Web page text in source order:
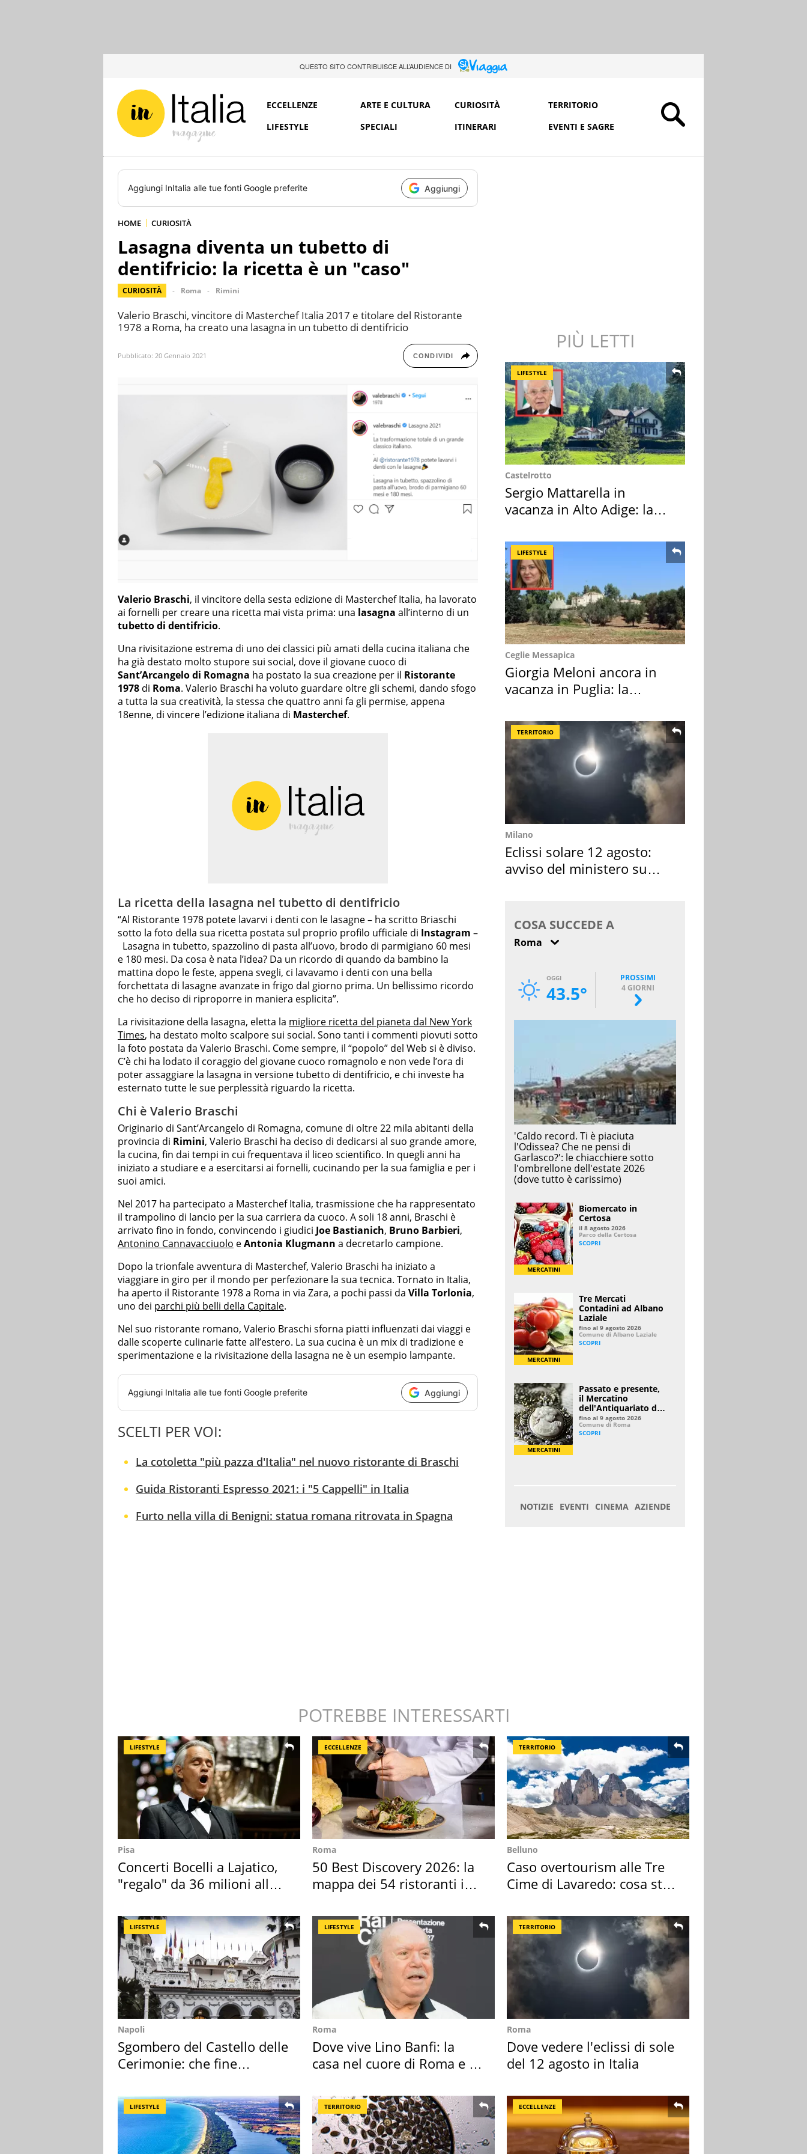
QUESTO SITO CONTRIBUISCE ALL’AUDIENCE DI
ECCELLENZE ARTE E CULTURA CURIOSITÀ
TERRITORIO
LIFESTYLE
SPECIALI ITINERARI EVENTI E SAGRE
Aggiungi InItalia alle tue fonti Google preferite Aggiungi
HOME CURIOSITÀ
Lasagna diventa un tubetto di
dentifricio: la ricetta è un "caso"
CURIOSITÀ Roma Rimini
Valerio Braschi, vincitore di Masterchef Italia 2017 e titolare del Ristorante
1978 a Roma, ha creato una lasagna in un tubetto di dentifricio
Pubblicato: 20 Gennaio 2021 CONDIVIDI
Valerio Braschi, il vincitore della sesta edizione di Masterchef Italia, ha lavorato
ai fornelli per creare una ricetta mai vista prima: una lasagna all’interno di un
tubetto di dentifricio.
Una rivisitazione estrema di uno dei classici più amati della cucina italiana che
ha già destato molto stupore sui social, dove il giovane cuoco di
Sant’Arcangelo di Romagna ha postato la sua creazione per il Ristorante
1978 di Roma. Valerio Braschi ha voluto guardare oltre gli schemi, dando sfogo
a tutta la sua creatività, la stessa che quattro anni fa gli permise, appena
18enne, di vincere l’edizione italiana di Masterchef.
La ricetta della lasagna nel tubetto di dentifricio
“Al Ristorante 1978 potete lavarvi i denti con le lasagne – ha scritto Briaschi
sotto la foto della sua ricetta postata sul proprio profilo ufficiale di Instagram –
Lasagna in tubetto, spazzolino di pasta all’uovo, brodo di parmigiano 60 mesi
e 180 mesi. Da cosa è nata l’idea? Da un ricordo di quando da bambino la
mattina dopo le feste, appena svegli, ci lavavamo i denti con una bella
forchettata di lasagne avanzate in frigo dal giorno prima. Un bellissimo ricordo
che ho deciso di riproporre in maniera esplicita”.
La rivisitazione della lasagna, eletta la migliore ricetta del pianeta dal New York
Times, ha destato molto scalpore sui social. Sono tanti i commenti piovuti sotto
la foto postata da Valerio Braschi. Come sempre, il “popolo” del Web si è diviso.
C’è chi ha lodato il coraggio del giovane cuoco romagnolo e non vede l’ora di
poter assaggiare la lasagna in versione tubetto di dentifricio, e chi investe ha
esternato tutte le sue perplessità riguardo la ricetta.
Chi è Valerio Braschi
Originario di Sant’Arcangelo di Romagna, comune di oltre 22 mila abitanti della
provincia di Rimini, Valerio Braschi ha deciso di dedicarsi al suo grande amore,
la cucina, fin dai tempi in cui frequentava il liceo scientifico. In quegli anni ha
iniziato a studiare e a esercitarsi ai fornelli, cucinando per la sua famiglia e per i
suoi amici.
Nel 2017 ha partecipato a Masterchef Italia, trasmissione che ha rappresentato
il trampolino di lancio per la sua carriera da cuoco. A soli 18 anni, Braschi è
arrivato fino in fondo, convincendo i giudici Joe Bastianich, Bruno Barbieri,
Antonino Cannavacciuolo eAntonia Klugmann a decretarlo campione.
Dopo la trionfale avventura di Masterchef, Valerio Braschi ha iniziato a
viaggiare in giro per il mondo per perfezionare la sua tecnica. Tornato in Italia,
ha aperto il Ristorante 1978 a Roma in via Zara, a pochi passi da Villa Torlonia,
uno dei parchi più belli della Capitale.
Nel suo ristorante romano, Valerio Braschi sforna piatti influenzati dai viaggi e
dalle scoperte culinarie fatte all’estero. La sua cucina è un mix di tradizione e
sperimentazione e la rivisitazione della lasagna ne è un esempio lampante.
Aggiungi InItalia alle tue fonti Google preferite Aggiungi
SCELTI PER VOI:
La cotoletta "più pazza d'Italia" nel nuovo ristorante di Braschi
Guida Ristoranti Espresso 2021: i "5 Cappelli" in Italia
Furto nella villa di Benigni: statua romana ritrovata in Spagna
PIÙ LETTI
LIFESTYLE
Castelrotto
Sergio Mattarella in
vacanza in Alto Adige: la
LIFESTYLE
Ceglie Messapica
Giorgia Meloni ancora in
vacanza in Puglia: la
TERRITORIO
Milano
Eclissi solare 12 agosto:
avviso del ministero su
POTREBBE INTERESSARTI
LIFESTYLE
Pisa
Concerti Bocelli a Lajatico,
"regalo" da 36 milioni alla
ECCELLENZE
Roma
50 Best Discovery 2026: la
mappa dei 54 ristoranti in
TERRITORIO
Belluno
Caso overtourism alle Tre
Cime di Lavaredo: cosa sta
LIFESTYLE
Napoli
Sgombero del Castello delle
Cerimonie: che fine
LIFESTYLE
Roma
Dove vive Lino Banfi: la
casa nel cuore di Roma e i
TERRITORIO
Roma
Dove vedere l'eclissi di sole
del 12 agosto in Italia
LIFESTYLE TERRITORIO ECCELLENZE